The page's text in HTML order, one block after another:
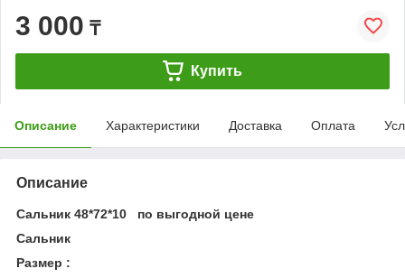
3 000 ₸
Купить
Описание Характеристики Доставка Оплата
Описание
Сальник 48*72*10 по выгодной цене
Сальник
Размер :